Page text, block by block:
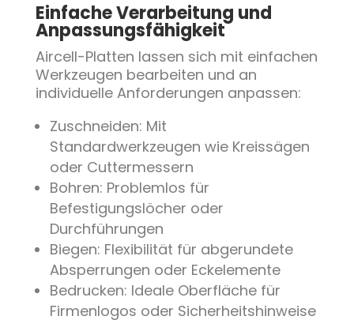
Einfache Verarbeitung und
Anpassungsfähigkeit
Aircell-Platten lassen sich mit einfachen
Werkzeugen bearbeiten und an
individuelle Anforderungen anpassen:
Zuschneiden: Mit
Standardwerkzeugen wie Kreissägen
oder Cuttermessern
Bohren: Problemlos für
Befestigungslöcher oder
Durchführungen
Biegen: Flexibilität für abgerundete
Absperrungen oder Eckelemente
Bedrucken: Ideale Oberfläche für
Firmenlogos oder Sicherheitshinweise